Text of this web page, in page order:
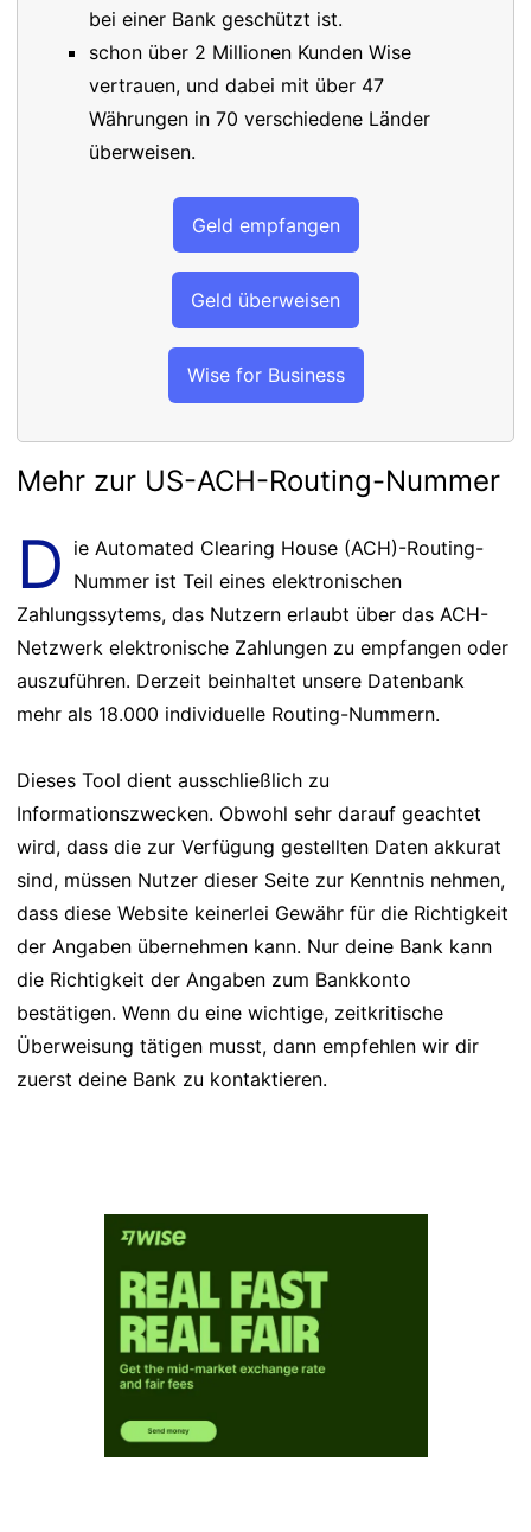
bei einer Bank geschützt ist.
schon über 2 Millionen Kunden Wise
vertrauen, und dabei mit über 47
Währungen in 70 verschiedene Länder
überweisen.
Geld empfangen
Geld überweisen
Wise for Business
Mehr zur US-ACH-Routing-Nummer
D ie Automated Clearing House (ACH)-Routing-
Nummer ist Teil eines elektronischen
Zahlungssytems, das Nutzern erlaubt über das ACH-
Netzwerk elektronische Zahlungen zu empfangen oder
auszuführen. Derzeit beinhaltet unsere Datenbank
mehr als 18.000 individuelle Routing-Nummern.
Dieses Tool dient ausschließlich zu
Informationszwecken. Obwohl sehr darauf geachtet
wird, dass die zur Verfügung gestellten Daten akkurat
sind, müssen Nutzer dieser Seite zur Kenntnis nehmen,
dass diese Website keinerlei Gewähr für die Richtigkeit
der Angaben übernehmen kann. Nur deine Bank kann
die Richtigkeit der Angaben zum Bankkonto
bestätigen. Wenn du eine wichtige, zeitkritische
Überweisung tätigen musst, dann empfehlen wir dir
zuerst deine Bank zu kontaktieren.